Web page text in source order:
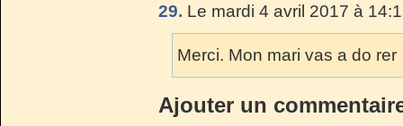
29. Le mardi 4 avril 2017 à
Merci. Mon mari vas a do rer
Ajouter un